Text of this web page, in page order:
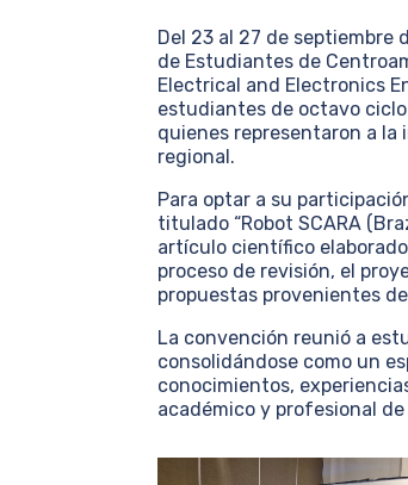
Del 23 al 27 de septiembre
de Estudiantes de
Electrical and Electronics
estudiantes de octavo
quienes representaron a
regional.
Para optar a su
titulado “Robot SCARA
artículo científico
proceso de revisión, el
propuestas provenientes
La convención reunió a
consolidándose como un
conocimientos,
académico y profesional